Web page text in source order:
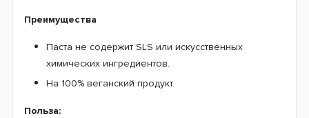
Преимущества
Паста не содержит SLS или искусственных
химических ингредиентов.
На 100% веганский продукт.
Польза: